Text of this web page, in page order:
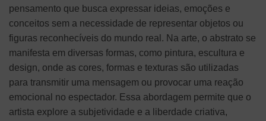
pensamento que busca expressar ideias, emoções e
conceitos sem a necessidade de representar objetos ou
figuras reconhecíveis do mundo real. Na arte, o abstrato se
manifesta em diversas formas, como pintura, escultura e
design, onde as cores, formas e texturas são utilizadas
para transmitir uma mensagem ou provocar uma reação
emocional no espectador. Essa abordagem permite que o
artista explore a subjetividade e a liberdade criativa,